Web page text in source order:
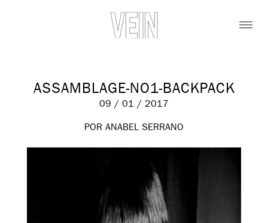
ASSAMBLAGE-NO1-BACKPACK
09 / 01 / 2017
POR ANABEL SERRANO